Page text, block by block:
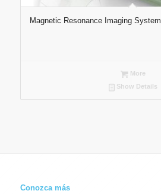
Magnetic Resonance Imaging System
More
Show Details
Conozca más